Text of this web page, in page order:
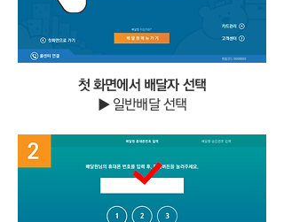
첫 화면에서 배달자 선택
▶ 일반배달 선택